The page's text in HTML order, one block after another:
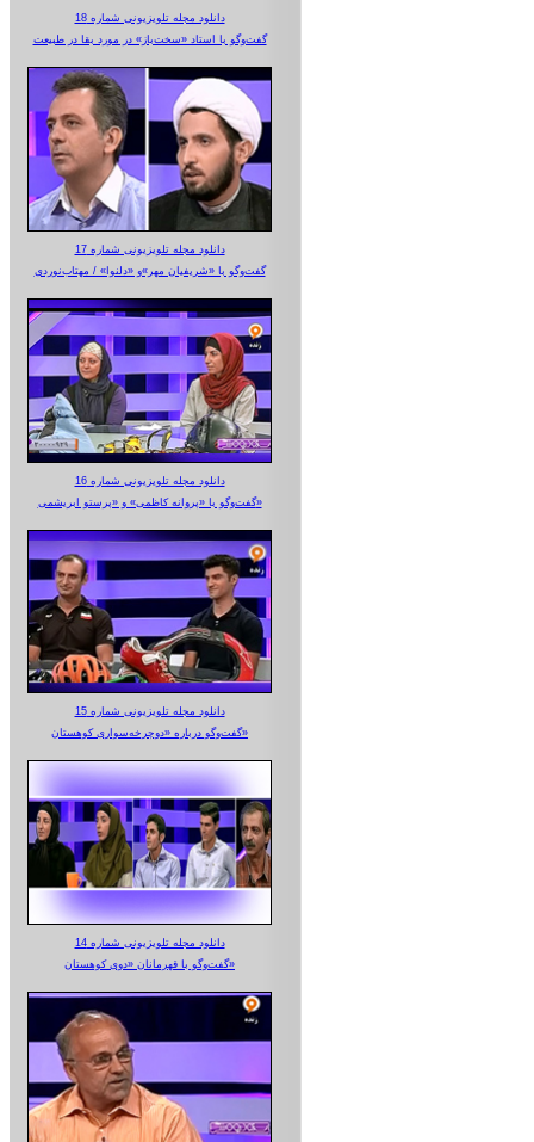
دانلود مجله تلویزیونی شماره 18
گفت‌وگو با استاد «سخت‌باز» در مورد بقا در طبیعت
دانلود مجله تلویزیونی شماره 17
گفت‌وگو با «شریفیان مهر»‌و «دلنوا» / مهتاب‌نوردی
دانلود مجله تلویزیونی شماره 16
گفت‌وگو با «پروانه کاظمی» و «پرستو‌ ابریشمی»
دانلود مجله تلویزیونی شماره 15
گفت‌وگو درباره «دوچرخه‌سواری کوهستان»
دانلود مجله تلویزیونی شماره 14
گفت‌وگو با قهرمانان «دوی کوهستان»